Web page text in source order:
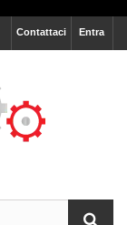
Entra
Contattaci